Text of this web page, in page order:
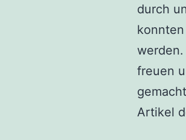
durch
freuen
Artikel